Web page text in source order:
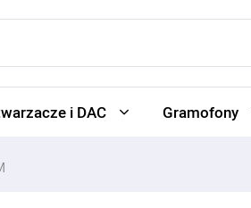
i DAC Gramofony